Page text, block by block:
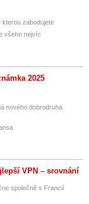
kterou zabodujete
všeho nejvíc
2025
nového dobrodruha.
VPN – srovnání
společně s Francií